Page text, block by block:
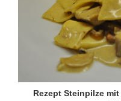
Rezept Steinpilze